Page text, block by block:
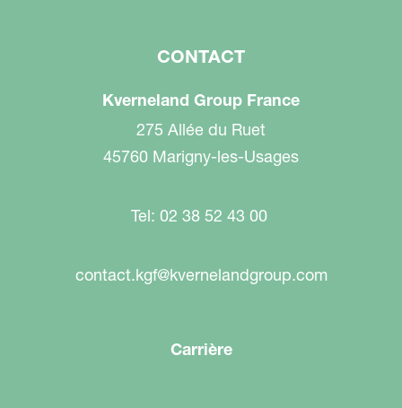
CONTACT
Kverneland Group France
275 Allée du Ruet
45760 Marigny-les-Usages
Tel: 02 38 52 43 00
contact.kgf@kvernelandgroup.com
Carrière